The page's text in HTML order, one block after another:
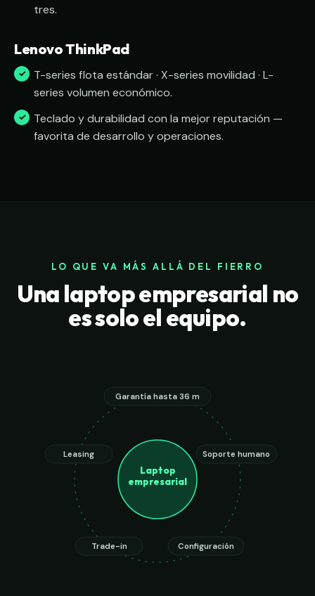
tres.
Lenovo ThinkPad
T-series flota estándar · X-series movilidad · L-
series volumen económico.
Teclado y durabilidad con la mejor reputación —
favorita de desarrollo y operaciones.
LO QUE VA MÁS ALLÁ DEL FIERRO
Una laptop empresarial no
es solo el equipo.
Laptop
empresarial
Garantía hasta 36 m
Soporte humano
Configuración
Trade-in
Leasing